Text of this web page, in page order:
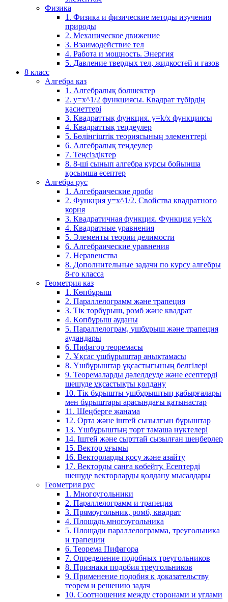
Физика
1. Физика и физические методы изучения
природы
2. Механическое движение
3. Взаимодействие тел
4. Работа и мощность. Энергия
5. Давление твердых тел, жидкостей и газов
8 класс
Алгебра каз
1. Алгебралық бөлшектер
2. у=х^1/2 функциясы. Квадрат түбірдің
қасиеттері
3. Квадраттық функция. у=k/x функциясы
4. Квадраттық теңдеулер
5. Бөлінгіштік теориясының элементтері
6. Алгебралық теңдеулер
7. Теңсіздіктер
8. 8-ші сынып алгебра курсы бойынша
қосымша есептер
Алгебра рус
1. Алгебраические дроби
2. Функция y=x^1/2. Свойства квадратного
корня
3. Квадратичная функция. Функция у=k/x
4. Квадратные уравнения
5. Элементы теории делимости
6. Алгебраические уравнения
7. Неравенства
8. Дополнительные задачи по курсу алгебры
8-го класса
Геометрия каз
1. Көпбұрыш
2. Параллелограмм және трапеция
3. Тік төрбұрыш, ромб және квадрат
4. Көпбұрыш ауданы
5. Параллелограм, үшбұрыш және трапеция
аудандары
6. Пифагор теоремасы
7. Ұқсас үшбұрыштар анықтамасы
8. Үшбұрыштар ұқсастығының белгілері
9. Теоремаларды дәлелдеуде және есептерді
шешуде ұқсастықты қолдану
10. Тік бұрышты үшбұрыштың қабырғалары
мен бұрыштары арасындағы қатынастар
11. Шеңберге жанама
12. Орта және іштей сызылғын бұрыштар
13. Үшбұрыштың төрт тамаша нүктелері
14. Іштей және сырттай сызылған шеңберлер
15. Вектор ұғымы
16. Векторларды қосу және азайту
17. Векторды санға көбейту. Есептерді
шешуде векторларды қолдану мысалдары
Геометрия рус
1. Многоугольники
2. Параллелограмм и трапеция
3. Прямоугольник, ромб, квадрат
4. Площадь многоугольника
5. Площади параллелограмма, треугольника
и трапеции
6. Теорема Пифагора
7. Определение подобных треугольников
8. Признаки подобия треугольников
9. Применение подобия к доказательству
теорем и решению задач
10. Соотношения между сторонами и углами